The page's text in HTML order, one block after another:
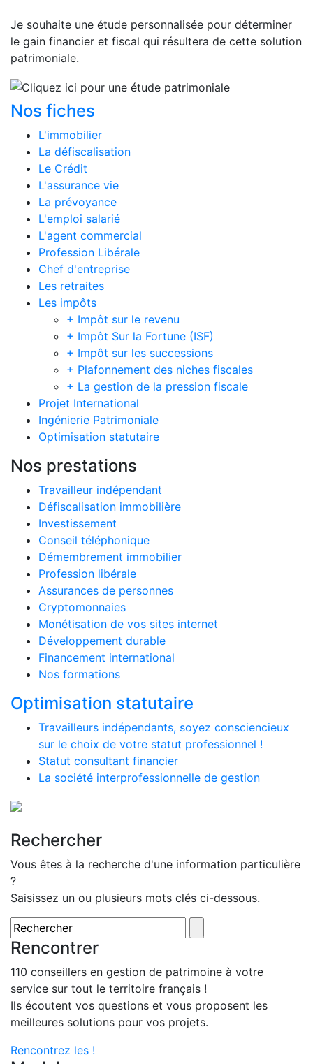
Nos fiches
L'immobilier
La défiscalisation
Le Crédit
L'assurance vie
La prévoyance
L'emploi salarié
L'agent commercial
Profession Libérale
Chef d'entreprise
Les retraites
Les impôts
+ Impôt sur le revenu
+ Impôt Sur la Fortune (ISF)
+ Impôt sur les successions
+ Plafonnement des niches fiscales
+ La gestion de la pression fiscale
Projet International
Ingénierie Patrimoniale
Optimisation statutaire
Nos prestations
Travailleur indépendant
Défiscalisation immobilière
Investissement
Conseil téléphonique
Démembrement immobilier
Profession libérale
Assurances de personnes
Cryptomonnaies
Monétisation de vos sites internet
Développement durable
Financement international
Nos formations
Optimisation statutaire
Travailleurs indépendants, soyez consciencieux
sur le choix de votre statut professionnel !
Statut consultant financier
La société interprofessionnelle de gestion
Je souhaite une étude personnalisée pour déterminer
le gain financier et fiscal qui résultera de cette solution
patrimoniale.
Rechercher
Vous êtes à la recherche d'une information particulière
?
Saisissez un ou plusieurs mots clés ci-dessous.
Rencontrer
110 conseillers en gestion de patrimoine à votre
service sur tout le territoire français !
Ils écoutent vos questions et vous proposent les
meilleures solutions pour vos projets.
Rencontrez les !